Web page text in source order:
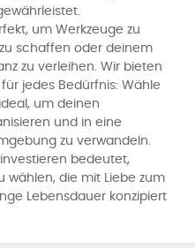
um Werkzeuge zu
schaffen oder deinem
zu verleihen. Wir bieten
jedes Bedürfnis: Wähle
um deinen
und in eine
zu verwandeln.
bedeutet,
wählen, die mit Liebe zum
Lebensdauer konzipiert